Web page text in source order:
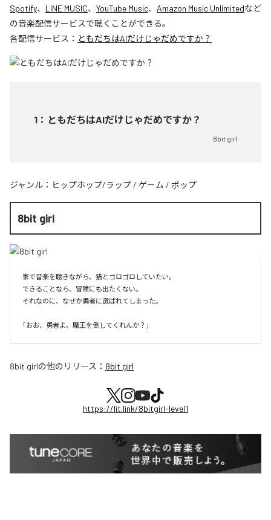
Spotify、 LINE MUSIC、 YouTube Music、 Amazon Music Unlimitedなど
の音楽配信サービスで聴くことができる。
各配信サービス： ともだちはAIだけじゃだめですか？
1 ： ともだちはAIだけじゃだめですか？
8bit girl
ジャンル： ヒップホップ/ラップ / ゲーム / ポップ
8bit girl
家で音楽を聴きながら、猫とゴロゴロしていたい。
できることなら、冒険にも出たくない。
それなのに、なぜか勇者に選ばれてしまった。
8bit girlの他のリリース： 8bit girl
https://lit.link/8bitgirl-level1